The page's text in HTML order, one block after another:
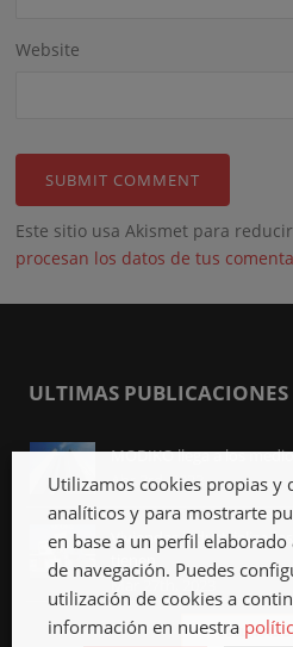
Website
Este sitio usa Akismet para
procesan los datos de tus
ULTIMAS PUBLICACIONES
MODIKO llega a los
Abr 3rd, 2023
Viviendas
tienen
Mar 27th, 2023
Utilizamos cookies propias y
analíticos y para mostrarte
en base a un perfil
de navegación. Puedes
utilización de cookies a
información en nuestra